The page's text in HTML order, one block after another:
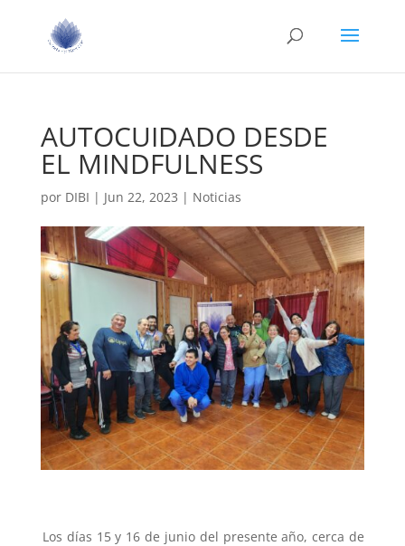
AUTOCUIDADO DESDE
EL MINDFULNESS
por DIBI | Jun 22, 2023 | Noticias
Los días 15 y 16 de junio del presente año, cerca de